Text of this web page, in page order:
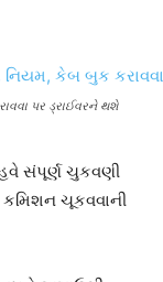
પર ડ્રાઈવરને થશે
હવે સંપૂર્ણ ચુકવણી
ચૂકવવાની